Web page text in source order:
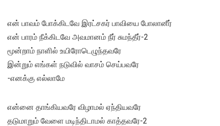
என் பாவம் போக்கிடவே இரட்சகர் பாவியை போலானீர்
என் பாரம் நீக்கிடவே அவமானம் நீர் சுமந்தீர்-2
மூன்றாம் நாளில் உயிரோடெழுந்தவரே
இன்றும் எங்கள் நடுவில் வாசம் செய்பவரே
-எனக்கு எல்லாமே
என்னை தாங்கியவரே விழாமல் ஏந்தியவரே
தடுமாறும் வேளை மடிந்திடாமல் காத்தவரே-2